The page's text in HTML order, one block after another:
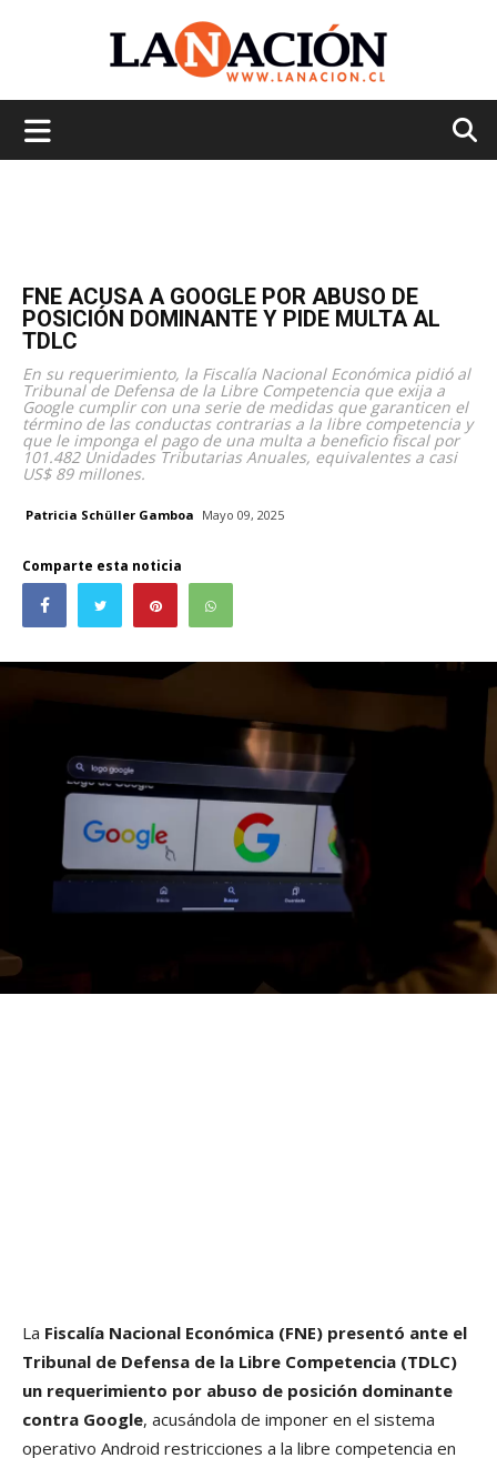
FNE ACUSA A GOOGLE POR ABUSO DE
POSICIÓN DOMINANTE Y PIDE MULTA AL
TDLC
En su requerimiento, la Fiscalía Nacional Económica pidió al
Tribunal de Defensa de la Libre Competencia que exija a
Google cumplir con una serie de medidas que garanticen el
término de las conductas contrarias a la libre competencia y
que le imponga el pago de una multa a beneficio fiscal por
101.482 Unidades Tributarias Anuales, equivalentes a casi
US$ 89 millones.
Patricia Schüller Gamboa Mayo 09, 2025
Comparte esta noticia
La Fiscalía Nacional Económica (FNE) presentó ante el
Tribunal de Defensa de la Libre Competencia (TDLC)
un requerimiento por abuso de posición dominante
contra Google, acusándola de imponer en el sistema
operativo Android restricciones a la libre competencia en